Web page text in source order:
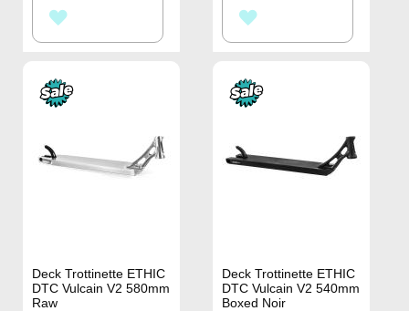
À À
Deck Trottinette ETHIC
DTC Vulcain V2 580mm
Raw
Deck Trottinette ETHIC
DTC Vulcain V2 540mm
Boxed Noir